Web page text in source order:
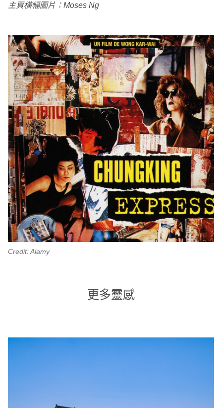
主頁橫幅圖片：Moses Ng
Credit: Alamy
更多靈感